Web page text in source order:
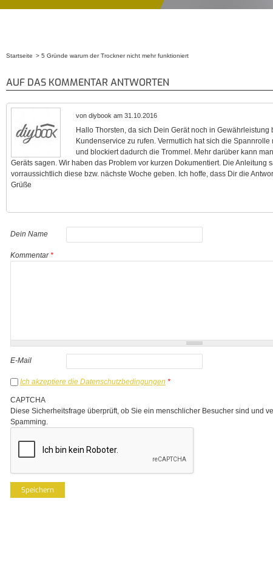
Startseite 5 Gründe warum der Trockner nicht mehr funktioniert
AUF DAS KOMMENTAR ANTWORTEN
von diybook am 31.10.2016
Hallo Thorsten, da sich Dein Gerät noch in
Kundenservice zu rufen. Vermutlich hat sich die
und blockiert dadurch die Trommel. Mehr darüber kann
Geräts sagen. Wir haben das Problem vor kurzen Dokumentiert. Die Anleitung
vorraussichtlich diese bzw. nächste Woche geben. Ich hoffe, dass Dir die
Grüße
Dein Name
Kommentar*
E-Mail
Ich akzeptiere die Datenschutzbedingungen *
CAPTCHA
Diese Sicherheitsfrage überprüft, ob Sie ein menschlicher Besucher sind und
Spamming.